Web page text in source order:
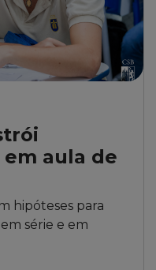
aula de
hipóteses para
série e em